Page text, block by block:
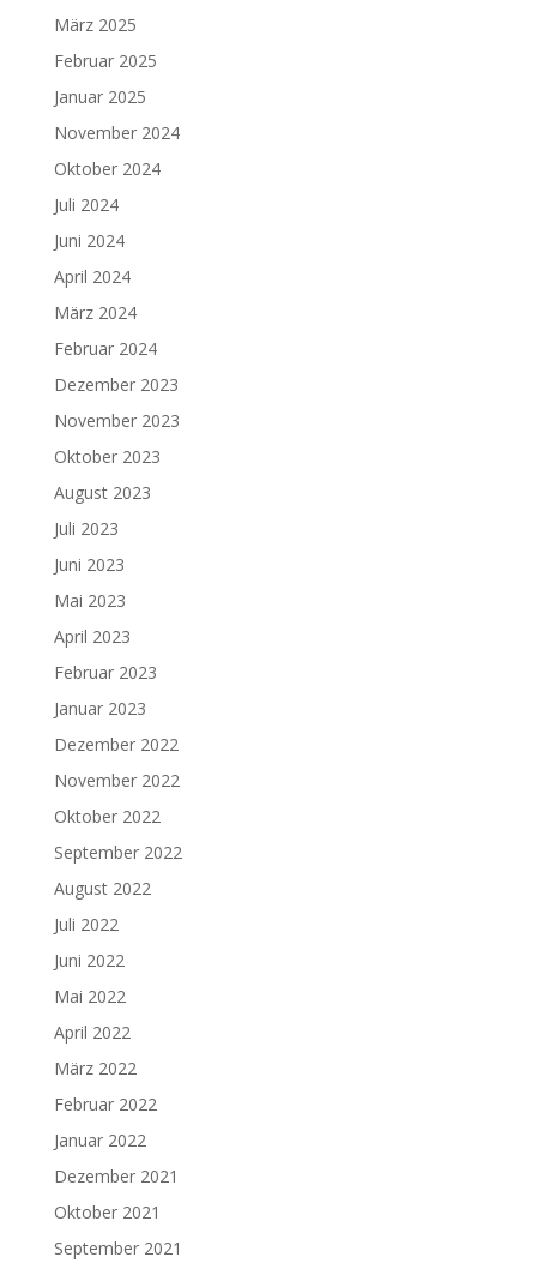
März 2025
Februar 2025
Januar 2025
November 2024
Oktober 2024
Juli 2024
Juni 2024
April 2024
März 2024
Februar 2024
Dezember 2023
November 2023
Oktober 2023
August 2023
Juli 2023
Juni 2023
Mai 2023
April 2023
Februar 2023
Januar 2023
Dezember 2022
November 2022
Oktober 2022
September 2022
August 2022
Juli 2022
Juni 2022
Mai 2022
April 2022
März 2022
Februar 2022
Januar 2022
Dezember 2021
Oktober 2021
September 2021